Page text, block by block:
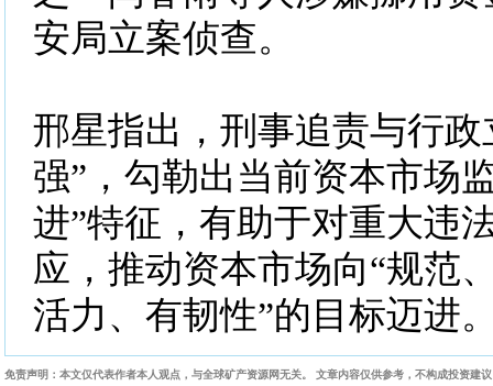
安局立案侦查。
邢星指出，刑事追责与行政
强”，勾勒出当前资本市场
进”特征，有助于对重大违
应，推动资本市场向“规范
活力、有韧性”的目标迈进
免责声明：本文仅代表作者本人观点，与全球矿产资源网无关。 文章内容仅供参考，不构成投资建